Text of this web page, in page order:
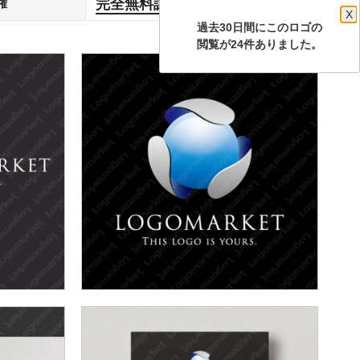
過去30日間にこのロゴの
X
閲覧が24件ありました。